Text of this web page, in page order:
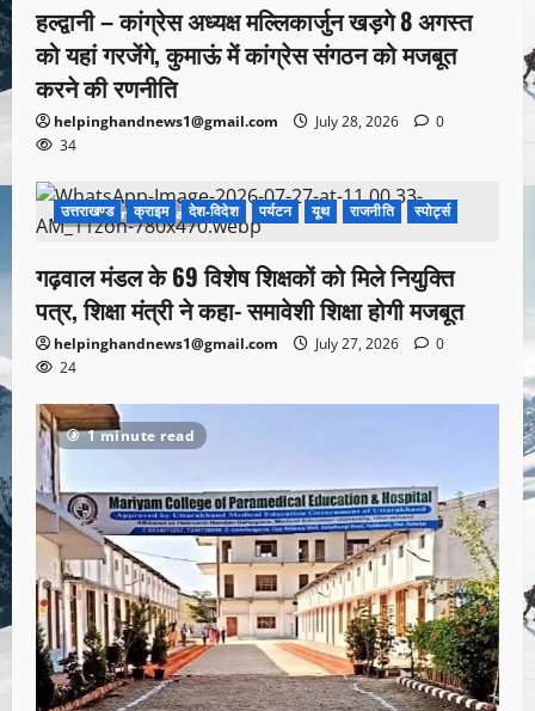
हल्द्वानी – कांग्रेस अध्यक्ष मल्लिकार्जुन खड़गे 8 अगस्त
को यहां गरजेंगे, कुमाऊं में कांग्रेस संगठन को मजबूत
करने की रणनीति
helpinghandnews1@gmail.com July 28, 2026
0
34
1 minute read
उत्तराखण्ड क्राइम देश-विदेश पर्यटन यूथ राजनीति स्पोर्ट्स
गढ़वाल मंडल के 69 विशेष शिक्षकों को मिले नियुक्ति
पत्र, शिक्षा मंत्री ने कहा- समावेशी शिक्षा होगी मजबूत
helpinghandnews1@gmail.com July 27, 2026
0
24
1 minute read